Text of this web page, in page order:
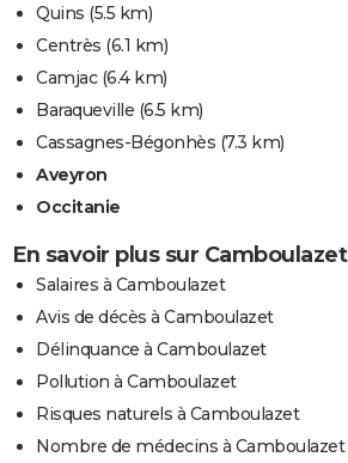
Quins (5.5 km)
Centrès (6.1 km)
Camjac(6.4 km)
Baraqueville (6.5 km)
Cassagnes-Bégonhès (7.3 km)
Aveyron
Occitanie
En savoir plus sur Camboulazet
Salaires à Camboulazet
Avis de décès à Camboulazet
Délinquance à Camboulazet
Pollution à Camboulazet
Risques naturels à Camboulazet
Nombre de médecins à Camboulazet